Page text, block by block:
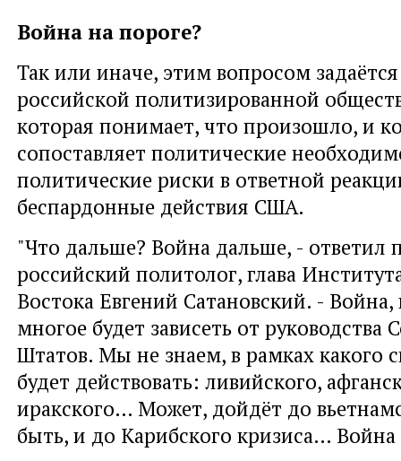
Война на пороге?
Так или иначе, этим вопросом
российской политизированной
которая понимает, что произошло, и
сопоставляет политические
политические риски в ответной
беспардонные действия США.
"Что дальше? Война дальше, - ответил
российский политолог, глава
Востока Евгений Сатановский. - Война,
многое будет зависеть от руководства
Штатов. Мы не знаем, в рамках какого
будет действовать: ливийского,
иракского… Может, дойдёт до
быть, и до Карибского кризиса… Война